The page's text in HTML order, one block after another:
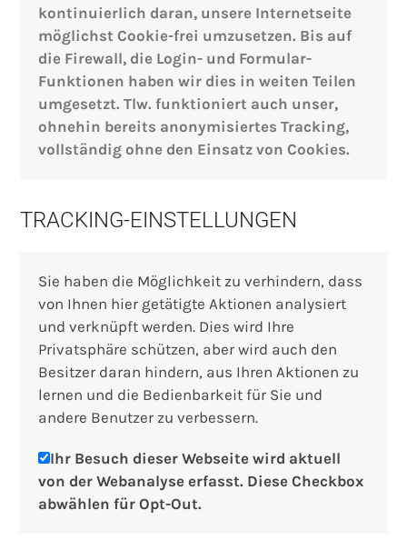
kontinuierlich daran, unsere Internetseite
möglichst Cookie-frei umzusetzen. Bis auf
die Firewall, die Login- und Formular-
Funktionen haben wir dies in weiten Teilen
umgesetzt. Tlw. funktioniert auch unser,
ohnehin bereits anonymisiertes Tracking,
vollständig ohne den Einsatz von Cookies.
TRACKING-EINSTELLUNGEN
Sie haben die Möglichkeit zu verhindern, dass
von Ihnen hier getätigte Aktionen analysiert
und verknüpft werden. Dies wird Ihre
Privatsphäre schützen, aber wird auch den
Besitzer daran hindern, aus Ihren Aktionen zu
lernen und die Bedienbarkeit für Sie und
andere Benutzer zu verbessern.
Ihr Besuch dieser Webseite wird aktuell
von der Webanalyse erfasst. Diese Checkbox
abwählen für Opt-Out.